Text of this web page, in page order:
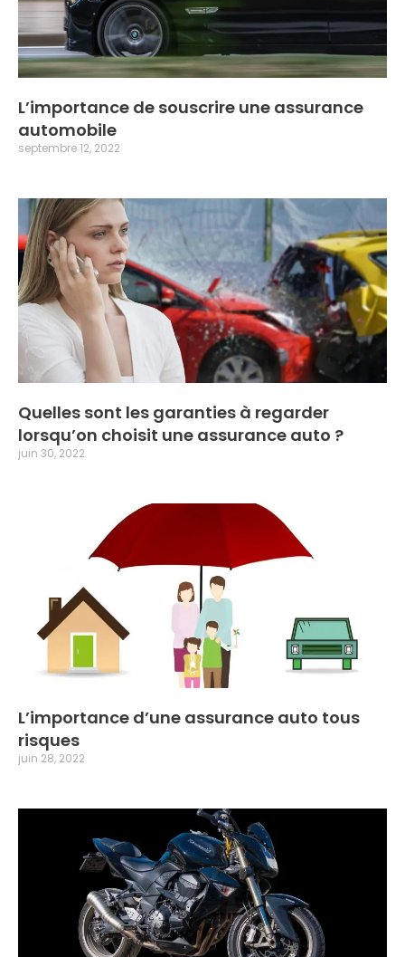
L’importance de souscrire une assurance
automobile
septembre 12, 2022
Quelles sont les garanties à regarder
lorsqu’on choisit une assurance auto ?
juin 30, 2022
L’importance d’une assurance auto tous
risques
juin 28, 2022